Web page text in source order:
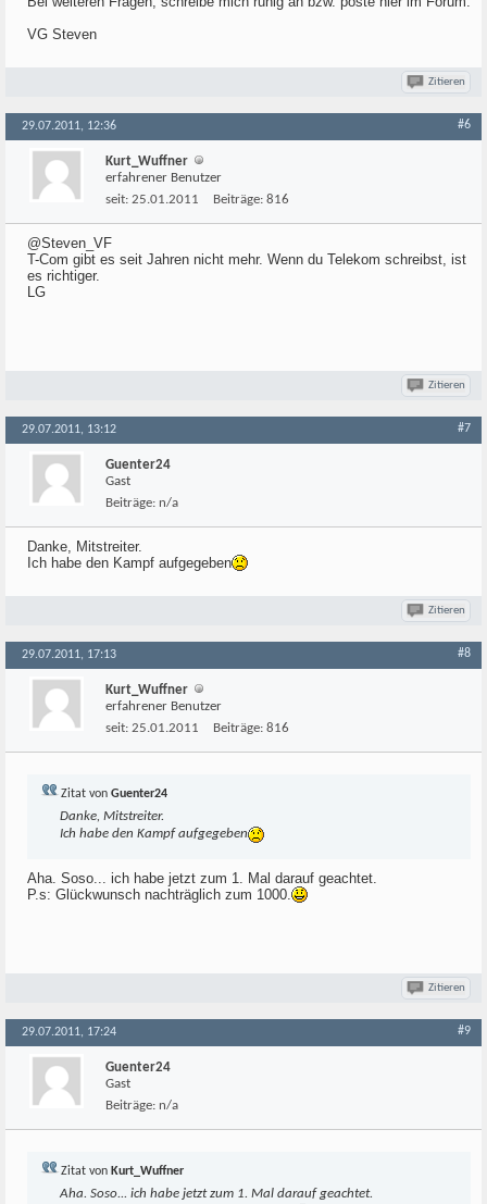
VG Steven
Zitieren
29.07.2011, 12:36 #6
Kurt_Wuffner
erfahrener Benutzer
seit: 25.01.2011 Beiträge: 816
@Steven_VF
T-Com gibt es seit Jahren nicht mehr. Wenn du Telekom schreibst, ist
es richtiger.
LG
Zitieren
29.07.2011, 13:12 #7
Guenter24
Gast
Beiträge: n/a
Danke, Mitstreiter.
Ich habe den Kampf aufgegeben
Zitieren
29.07.2011, 17:13 #8
Kurt_Wuffner
erfahrener Benutzer
seit: 25.01.2011 Beiträge: 816
Zitat von Guenter24
Danke, Mitstreiter.
Ich habe den Kampf aufgegeben
Aha. Soso... ich habe jetzt zum 1. Mal darauf geachtet.
P.s: Glückwunsch nachträglich zum 1000.
Zitieren
29.07.2011, 17:24 #9
Guenter24
Gast
Beiträge: n/a
Zitat von Kurt_Wuffner
Aha. Soso... ich habe jetzt zum 1. Mal darauf geachtet.